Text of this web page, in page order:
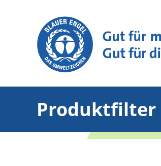
Produktfilter